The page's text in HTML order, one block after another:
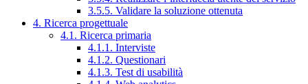
3.5.5. Validare la soluzione ottenuta
4. Ricerca progettuale
4.1. Ricerca primaria
4.1.1. Interviste
4.1.2. Questionari
4.1.3. Test di usabilità